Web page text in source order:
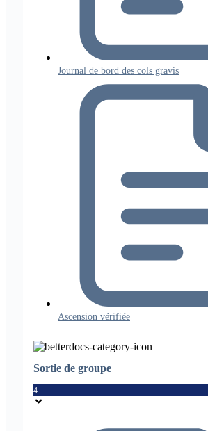
Journal de bord des cols gravis
Ascension vérifiée
Sortie de groupe
4